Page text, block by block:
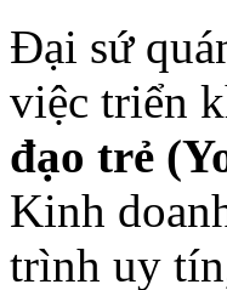
Đại sứ
việc triển
đạo trẻ
Kinh
trình uy